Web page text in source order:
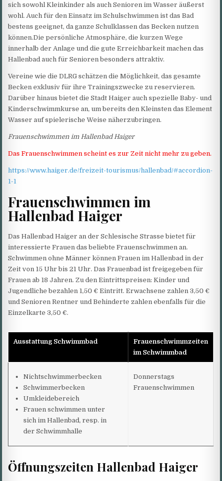
sich sowohl Kleinkinder als auch Senioren im Wasser äußerst
wohl. Auch für den Einsatz im Schulschwimmen ist das Bad
bestens geeignet, da ganze Schulklassen das Becken nutzen
können.Die persönliche Atmosphäre, die kurzen Wege
innerhalb der Anlage und die gute Erreichbarkeit machen das
Hallenbad auch für Senioren besonders attraktiv.
Vereine wie die DLRG schätzen die Möglichkeit, das gesamte
Becken exklusiv für ihre Trainingszwecke zu reservieren.
Darüber hinaus bietet die Stadt Haiger auch spezielle Baby- und
Kinderschwimmkurse an, um bereits den Kleinsten das Element
Wasser auf spielerische Weise näherzubringen.
Frauenschwimmen im Hallenbad Haiger
Das Frauenschwimmen scheint es zur Zeit nicht mehr zu geben.
https://www.haiger.de/freizeit-tourismus/hallenbad/#accordion-
1-1
Frauenschwimmen im
Hallenbad Haiger
Das Hallenbad Haiger an der Schlesische Strasse bietet für
interessierte Frauen das beliebte Frauenschwimmen an.
Schwimmen ohne Männer können Frauen im Hallenbad in der
Zeit von 15 Uhr bis 21 Uhr. Das Frauenbad ist freigegeben für
Frauen ab 18 Jahren. Zu den Eintrittspreisen: Kinder und
Jugendliche bezahlen 1,50 € Eintritt. Erwachsene zahlen 3,50 €
und Senioren Rentner und Behinderte zahlen ebenfalls für die
Einzelkarte 3,50 €.
Ausstattung Schwimmbad
Frauenschwimmzeiten
im Schwimmbad
Nichtschwimmerbecken
Schwimmerbecken
Umkleidebereich
Frauen schwimmen unter
sich im Hallenbad, resp. in
der Schwimmhalle
Donnerstags
Frauenschwimmen
Öffnungszeiten Hallenbad Haiger